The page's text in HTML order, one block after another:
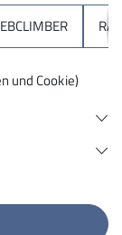
Kaffee?
Team kennen
und Cookie)